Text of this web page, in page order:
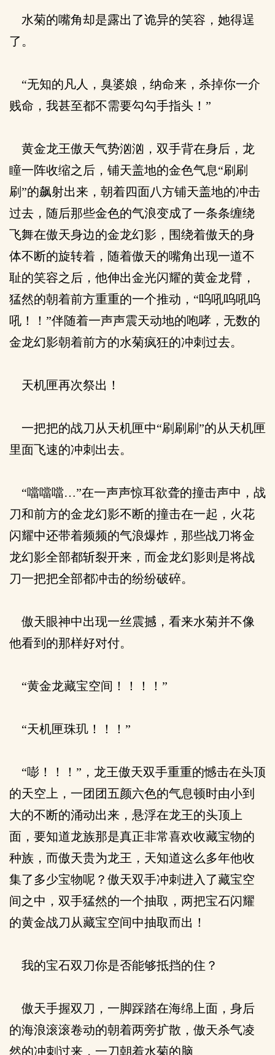
水菊的嘴角却是露出了诡异的笑容，她得逞
了。
“无知的凡人，臭婆娘，纳命来，杀掉你一介
贱命，我甚至都不需要勾勾手指头！”
黄金龙王傲天气势汹汹，双手背在身后，龙
瞳一阵收缩之后，铺天盖地的金色气息“刷刷
刷”的飙射出来，朝着四面八方铺天盖地的冲击
过去，随后那些金色的气浪变成了一条条缠绕
飞舞在傲天身边的金龙幻影，围绕着傲天的身
体不断的旋转着，随着傲天的嘴角出现一道不
耻的笑容之后，他伸出金光闪耀的黄金龙臂，
猛然的朝着前方重重的一个推动，“呜吼呜吼呜
吼！！”伴随着一声声震天动地的咆哮，无数的
金龙幻影朝着前方的水菊疯狂的冲刺过去。
天机匣再次祭出！
一把把的战刀从天机匣中“刷刷刷”的从天机匣
里面飞速的冲刺出去。
“噹噹噹…”在一声声惊耳欲聋的撞击声中，战
刀和前方的金龙幻影不断的撞击在一起，火花
闪耀中还带着频频的气浪爆炸，那些战刀将金
龙幻影全部都斩裂开来，而金龙幻影则是将战
刀一把把全部都冲击的纷纷破碎。
傲天眼神中出现一丝震撼，看来水菊并不像
他看到的那样好对付。
“黄金龙藏宝空间！！！！”
“天机匣珠玑！！！”
“嘭！！！”，龙王傲天双手重重的憾击在头顶
的天空上，一团团五颜六色的气息顿时由小到
大的不断的涌动出来，悬浮在龙王的头顶上
面，要知道龙族那是真正非常喜欢收藏宝物的
种族，而傲天贵为龙王，天知道这么多年他收
集了多少宝物呢？傲天双手冲刺进入了藏宝空
间之中，双手猛然的一个抽取，两把宝石闪耀
的黄金战刀从藏宝空间中抽取而出！
我的宝石双刀你是否能够抵挡的住？
傲天手握双刀，一脚踩踏在海绵上面，身后
的海浪滚滚卷动的朝着两旁扩散，傲天杀气凌
然的冲刺过来，一刀朝着水菊的脑